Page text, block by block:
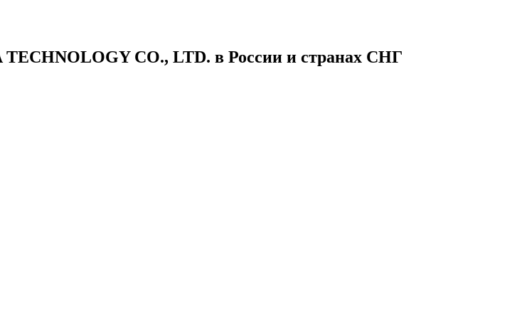
CO., LTD. в России и странах СНГ